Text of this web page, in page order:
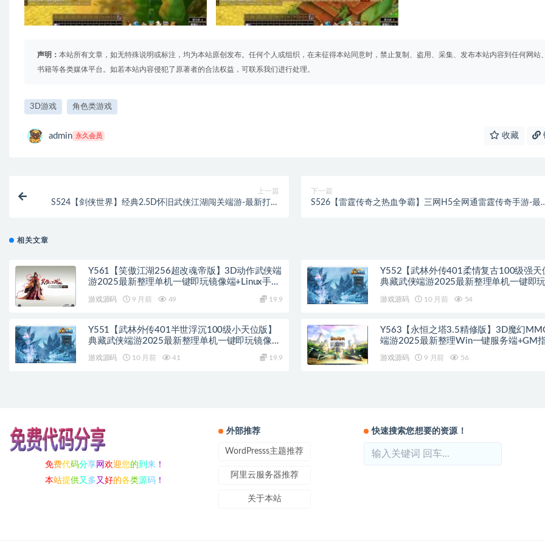
声明： 本站所有文章，如无特殊说明或标注，均为本站原创发布。任何个人或组织，在未征得本站同意时，禁止复制、盗用、采集、发布本站内容到任何网站、
书籍等各类媒体平台。如若本站内容侵犯了原著者的合法权益，可联系我们进行处理。
3D游戏 角色类游戏
admin 永久会员 收藏
上一篇
S524【剑侠世界】经典2.5D怀旧武侠江湖闯关端游-最新打包
下一篇
S526【雷霆传奇之热血争霸】三网H5全网通雷霆传奇手游-最
相关文章
Y561【笑傲江湖256超改魂帝版】3D动作武侠端
游2025最新整理单机一键即玩镜像端+Linux手工
服务端+网页注册+GM工具+GM命令+PC客户端
+教程
游戏源码 9 月前 49 19.9
Y552【武林外传401柔情复古100级强天
典藏武侠端游2025最新整理单机一键即
+Linux手工服务端+网页注册+GM工具
端+详细搭建教程
游戏源码 10 月前 54
Y551【武林外传401半世浮沉100级小天位版】
典藏武侠端游2025最新整理单机一键即玩镜像端
+Linux手工服务端+网页注册+GM工具+PC客户
端+详细搭建教程
游戏源码 10 月前 41 19.9
Y563【永恒之塔3.5精修版】3D魔幻
端游2025最新整理Win一键服务端+GM
游戏源码 9 月前 56
免费代码分享网 欢迎您的到 来！
本站提供又 多 又好的各类源码！
外部推荐
WordPresss主题推荐
阿里云服务器推荐
关于本站
快速搜索您想要的资源！